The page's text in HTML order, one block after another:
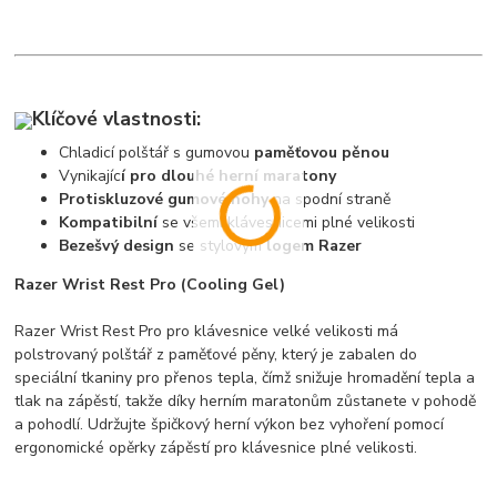
Klíčové vlastnosti:
Chladicí polštář s gumovou paměťovou pěnou
Vynikající pro dlouhé herní maratony
Protiskluzové gumové nohyna spodní straně
Kompatibilníse všemi klávesnicemi plné velikosti
Bezešvý design se stylovýmlogem Razer
Razer Wrist Rest Pro (Cooling Gel)
Razer Wrist Rest Pro pro klávesnice velké velikosti má
polstrovaný polštář z paměťové pěny, který je zabalen do
speciální tkaniny pro přenos tepla, čímž snižuje hromadění tepla a
tlak na zápěstí, takže díky herním maratonům zůstanete v pohodě
a pohodlí. Udržujte špičkový herní výkon bez vyhoření pomocí
ergonomické opěrky zápěstí pro klávesnice plné velikosti.